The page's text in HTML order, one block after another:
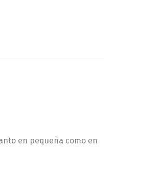
en pequeña como en